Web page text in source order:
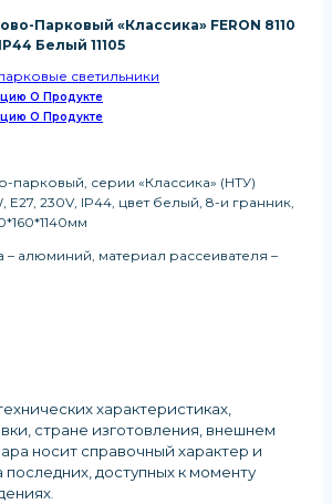
Парковый «Классика» FERON 8110
Белый 11105
светильники
О Продукте
О Продукте
парковый, серии «Классика» (НТУ)
E27, 230V, IP44, цвет белый, 8-и гранник,
– алюминий, материал рассеивателя –
характеристиках,
стране изготовления, внешнем
носит справочный характер и
последних, доступных к моменту
.